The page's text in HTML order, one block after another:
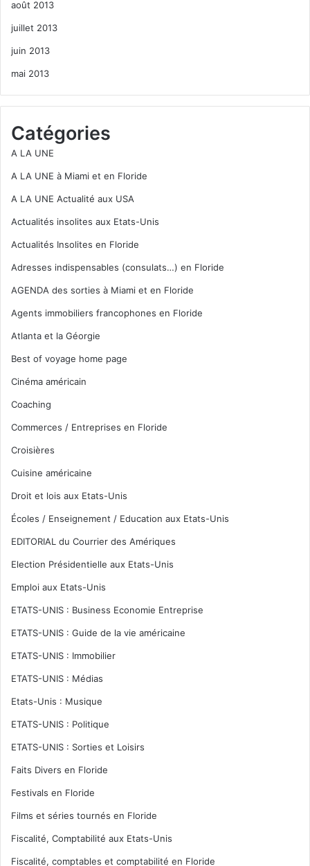
août 2013
juillet 2013
juin 2013
mai 2013
Catégories
A LA UNE
A LA UNE à Miami et en Floride
A LA UNE Actualité aux USA
Actualités insolites aux Etats-Unis
Actualités Insolites en Floride
Adresses indispensables (consulats…) en Floride
AGENDA des sorties à Miami et en Floride
Agents immobiliers francophones en Floride
Atlanta et la Géorgie
Best of voyage home page
Cinéma américain
Coaching
Commerces / Entreprises en Floride
Croisières
Cuisine américaine
Droit et lois aux Etats-Unis
Écoles / Enseignement / Education aux Etats-Unis
EDITORIAL du Courrier des Amériques
Election Présidentielle aux Etats-Unis
Emploi aux Etats-Unis
ETATS-UNIS : Business Economie Entreprise
ETATS-UNIS : Guide de la vie américaine
ETATS-UNIS : Immobilier
ETATS-UNIS : Médias
Etats-Unis : Musique
ETATS-UNIS : Politique
ETATS-UNIS : Sorties et Loisirs
Faits Divers en Floride
Festivals en Floride
Films et séries tournés en Floride
Fiscalité, Comptabilité aux Etats-Unis
Fiscalité, comptables et comptabilité en Floride